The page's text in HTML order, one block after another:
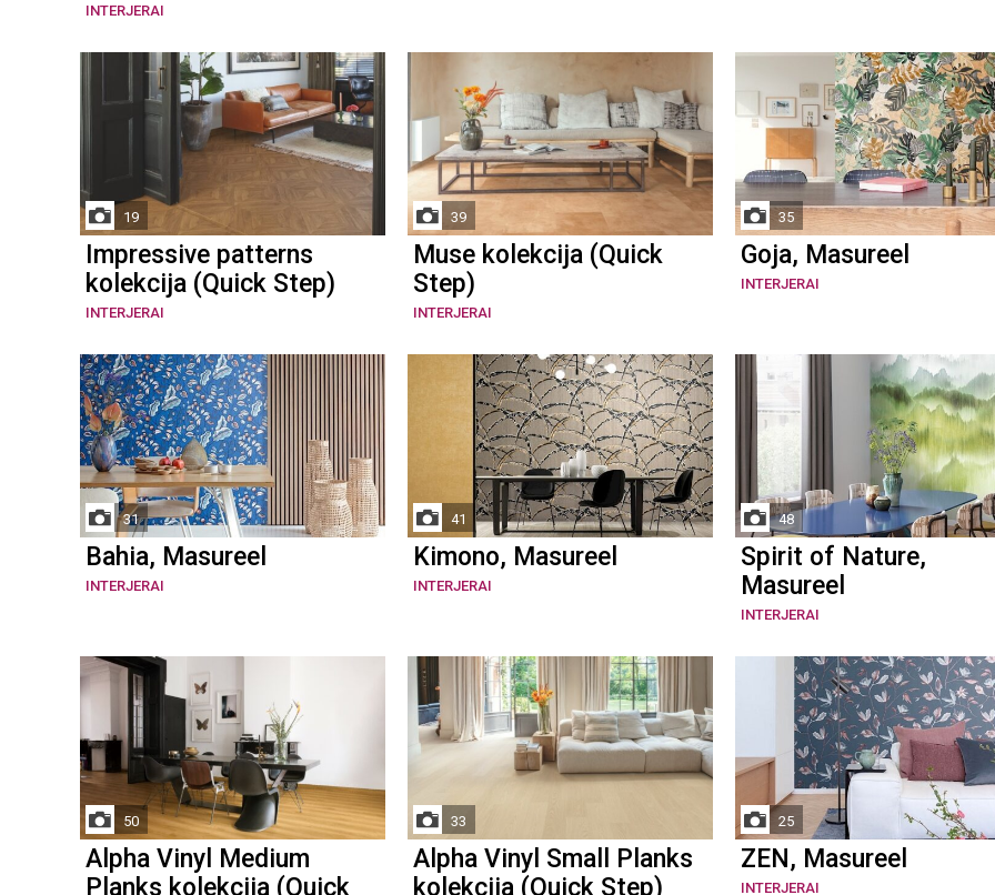
INTERJERAI
19
Impressive patterns
kolekcija (Quick Step)
INTERJERAI
39
Muse kolekcija (Quick
Step)
INTERJERAI
35
Goja, Masureel
INTERJERAI
31
Bahia, Masureel
INTERJERAI
41
Kimono, Masureel
INTERJERAI
48
Spirit of Nature,
Masureel
INTERJERAI
50
Alpha Vinyl Medium
Planks kolekcija (Quick
33
Alpha Vinyl Small Planks
kolekcija (Quick Step)
25
ZEN, Masureel
INTERJERAI